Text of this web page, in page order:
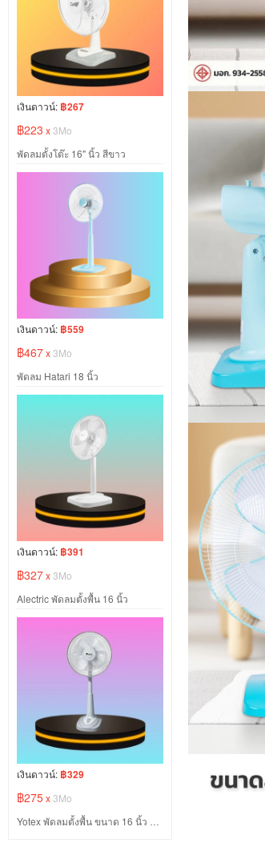
เงินดาวน์: ฿267
฿223 x3Mo
พัดลมตั้งโต๊ะ 16" นิ้ว สีขาว
เงินดาวน์: ฿559
฿467x3Mo
พัดลม Hatari 18 นิ้ว
เงินดาวน์: ฿391
฿327x3Mo
Alectric พัดลมตั้งพื้น 16 นิ้ว
เงินดาวน์: ฿329
฿275x3Mo